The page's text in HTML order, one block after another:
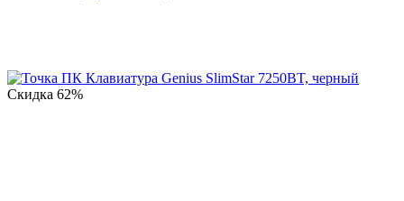
Скидка 62%